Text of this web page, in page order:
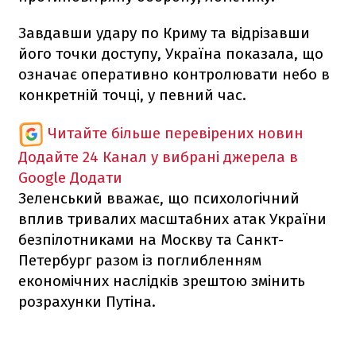
Завдавши удару по Криму та відрізавши
його точки доступу, Україна показала, що
означає оперативно контролювати небо в
конкретній точці, у певний час.
Читайте більше перевірених новин
Додайте 24 Канал у вибрані джерела в
Google Додати
Зеленський вважає, що психологічний
вплив тривалих масштабних атак України
безпілотниками на Москву та Санкт-
Петербург разом із поглибленням
економічних наслідків зрештою змінить
розрахунки Путіна.